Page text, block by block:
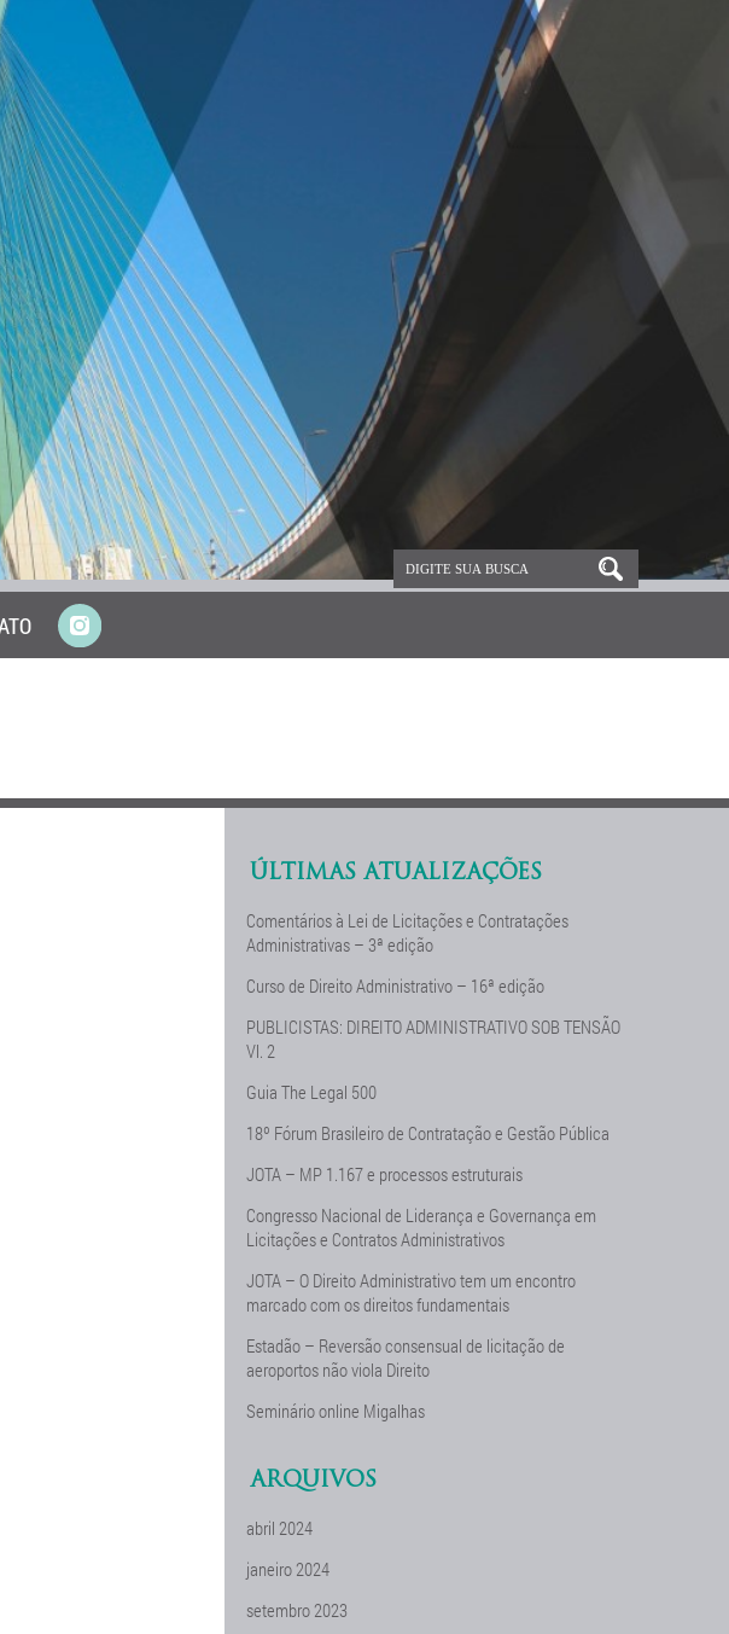
ÚLTIMAS ATUALIZAÇÕES
Comentários à Lei de Licitações e Contratações
Administrativas – 3ª edição
Curso de Direito Administrativo – 16ª edição
PUBLICISTAS: DIREITO ADMINISTRATIVO SOB TENSÃO
Vl. 2
Guia The Legal 500
18º Fórum Brasileiro de Contratação e Gestão Pública
JOTA – MP 1.167 e processos estruturais
Congresso Nacional de Liderança e Governança em
Licitações e Contratos Administrativos
JOTA – O Direito Administrativo tem um encontro
marcado com os direitos fundamentais
Estadão – Reversão consensual de licitação de
aeroportos não viola Direito
Seminário online Migalhas
ARQUIVOS
abril 2024
janeiro 2024
setembro 2023